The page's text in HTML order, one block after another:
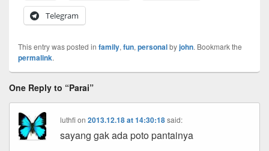
Telegram
This entry was posted in family, fun, personalbyjohn. Bookmark the
permalink.
One Reply to “Parai”
luthfion2013.12.18 at 14:30:18 said:
sayang gak ada poto pantainya